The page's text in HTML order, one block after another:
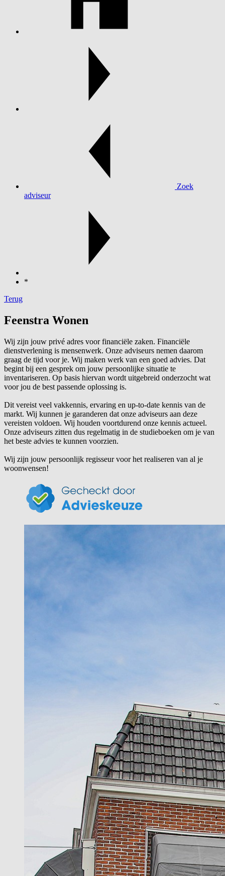
Zoek
adviseur
*
Terug
Feenstra Wonen
Wij zijn jouw privé adres voor financiële zaken. Financiële
dienstverlening is mensenwerk. Onze adviseurs nemen daarom
graag de tijd voor je. Wij maken werk van een goed advies. Dat
begint bij een gesprek om jouw persoonlijke situatie te
inventariseren. Op basis hiervan wordt uitgebreid onderzocht wat
voor jou de best passende oplossing is.
Dit vereist veel vakkennis, ervaring en up-to-date kennis van de
markt. Wij kunnen je garanderen dat onze adviseurs aan deze
vereisten voldoen. Wij houden voortdurend onze kennis actueel.
Onze adviseurs zitten dus regelmatig in de studieboeken om je van
het beste advies te kunnen voorzien.
Wij zijn jouw persoonlijk regisseur voor het realiseren van al je
woonwensen!